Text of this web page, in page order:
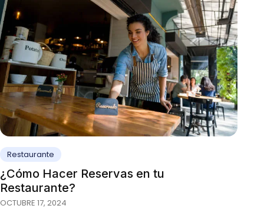
Restaurante
¿Cómo Hacer Reservas en tu
Restaurante?
OCTUBRE 17, 2024